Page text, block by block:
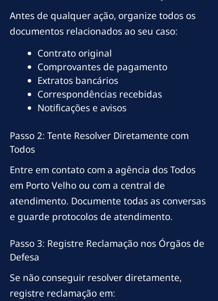
Antes de qualquer ação, organize todos os
documentos relacionados ao seu caso:
Contrato original
Comprovantes de pagamento
Extratos bancários
Correspondências recebidas
Notificações e avisos
Passo 2: Tente Resolver Diretamente com
Todos
Entre em contato com a agência dos Todos
em Porto Velho ou com a central de
atendimento. Documente todas as conversas
e guarde protocolos de atendimento.
Passo 3: Registre Reclamação nos Órgãos de
Defesa
Se não conseguir resolver diretamente,
registre reclamação em: